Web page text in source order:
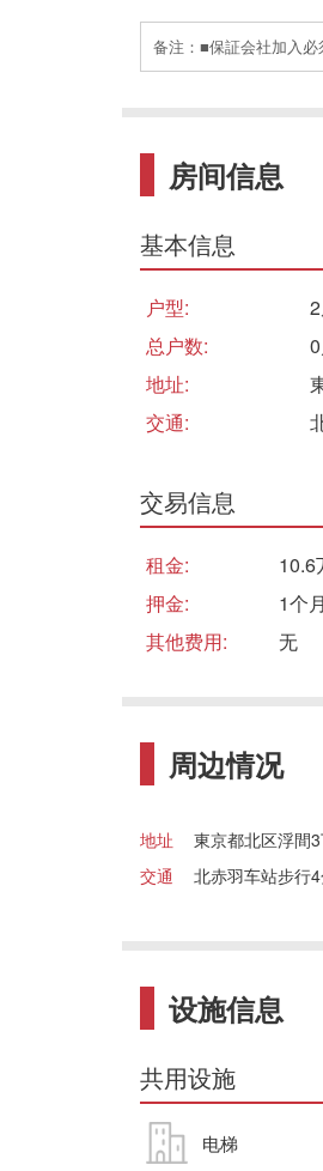
备注：■保証会社加入
房间信息
基本信息
户型:
总户数:
地址:
交通:
交易信息
租金: 10.6
押金:
1个月
其他费用:
无
周边情况
地址
東京都北区浮間
交通
北赤羽车站步行
设施信息
共用设施
电梯